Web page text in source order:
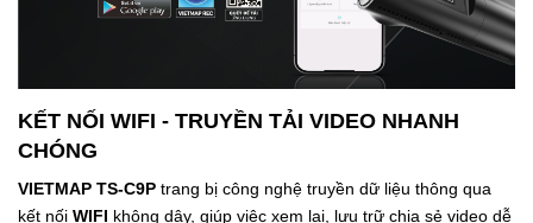
KẾT NỐI WIFI - TRUYỀN TẢI VIDEO NHANH
CHÓNG
VIETMAP TS-C9P trang bị công nghệ truyền dữ liệu thông qua
kết nối WIFI không dây, giúp việc xem lại, lưu trữ chia sẻ video dễ